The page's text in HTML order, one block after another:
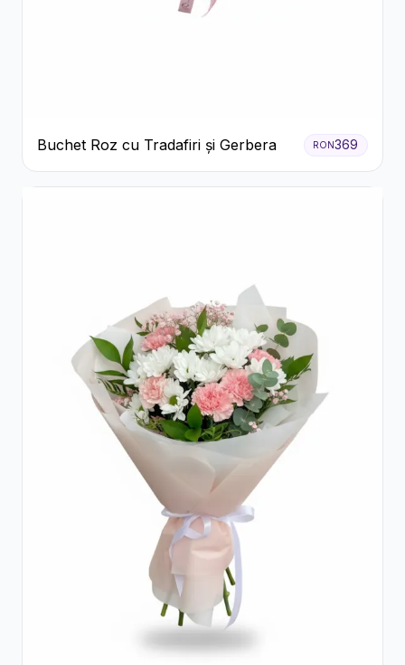
Buchet Roz cu Tradafiri și Gerbera RON369